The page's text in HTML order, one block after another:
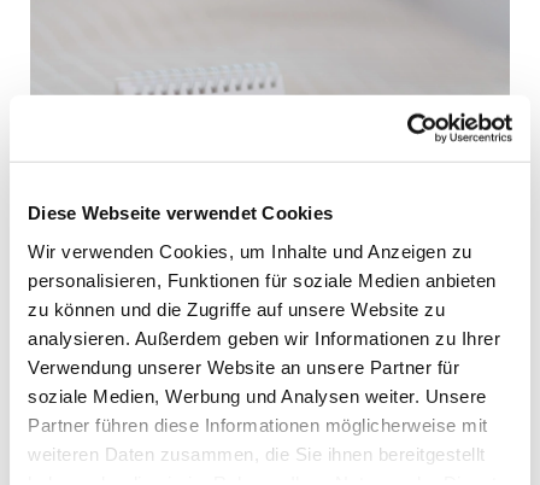
Diese Webseite verwendet Cookies
Wir verwenden Cookies, um Inhalte und Anzeigen zu
personalisieren, Funktionen für soziale Medien anbieten
zu können und die Zugriffe auf unsere Website zu
analysieren. Außerdem geben wir Informationen zu Ihrer
Verwendung unserer Website an unsere Partner für
soziale Medien, Werbung und Analysen weiter. Unsere
Partner führen diese Informationen möglicherweise mit
weiteren Daten zusammen, die Sie ihnen bereitgestellt
Dienstag, 10. November 2026,
17:30 Uhr
St. Bonifatius, Bahnhofstraße 38,